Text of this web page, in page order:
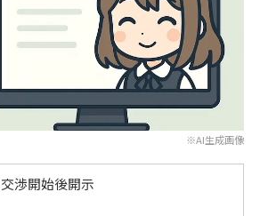
※AI生成画像
交渉開始後開示